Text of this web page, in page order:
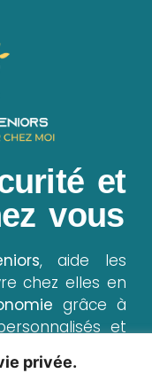
privée.
et
vous
, aide les
chez elles en
grâce à
et
la perte